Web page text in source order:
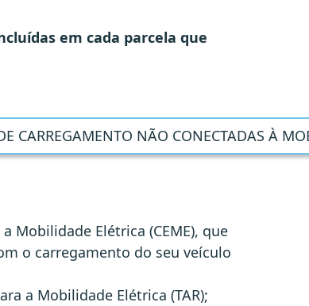
em cada parcela que
CARREGAMENTO NÃO CONECTADAS À
Mobilidade Elétrica (CEME), que
o carregamento do seu veículo
a Mobilidade Elétrica (TAR);